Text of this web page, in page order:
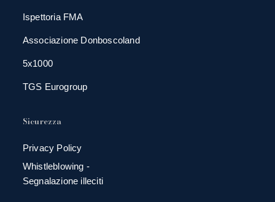
Ispettoria FMA
Associazione Donboscoland
5x1000
TGS Eurogroup
Sicurezza
Privacy Policy
Whistleblowing -
Segnalazione illeciti